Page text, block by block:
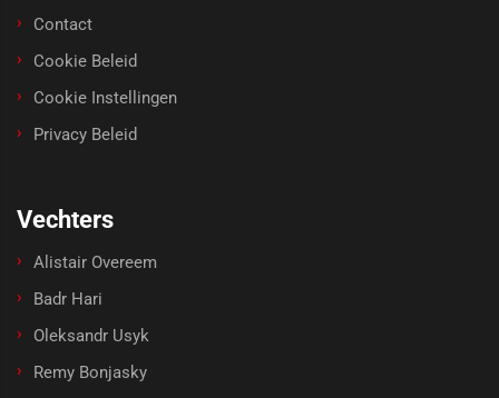
Contact
Cookie Beleid
Cookie Instellingen
Privacy Beleid
Vechters
Alistair Overeem
Badr Hari
Oleksandr Usyk
Remy Bonjasky